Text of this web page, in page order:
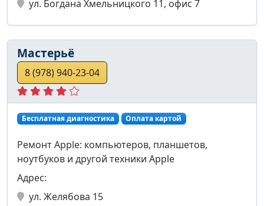
ул. Богдана Хмельницкого 11, офис 7
Мастерьё
8 (978) 940-23-04
Бесплатная диагностика Оплата картой
Ремонт Apple: компьютеров, планшетов,
ноутбуков и другой техники Apple
Адрес:
ул. Желябова 15